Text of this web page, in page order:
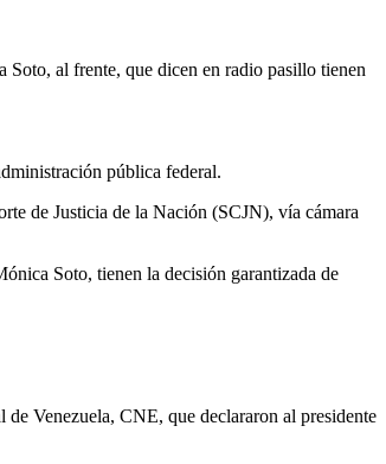
al frente, que dicen en radio pasillo tienen
pública federal.
de Justicia de la Nación (SCJN), vía cámara
Soto, tienen la decisión garantizada de
Venezuela, CNE, que declararon al presidente